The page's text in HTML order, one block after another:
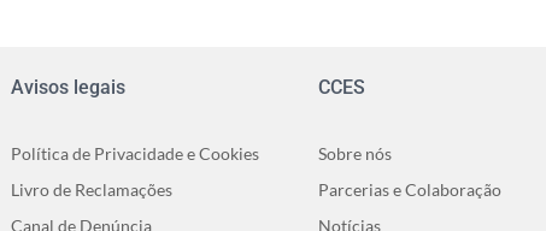
Avisos legais
Política de Privacidade e Cookies
Livro de Reclamações
Canal de Denúncia
CCES
Sobre nós
Parcerias e Colaboração
Notícias